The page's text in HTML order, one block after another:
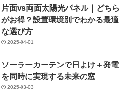
片面vs両面太陽光パネル｜どちら
がお得？設置環境別でわかる最適
な選び方
2025-04-01
ソーラーカーテンで日よけ＋発電
を同時に実現する未来の窓
2025-03-03